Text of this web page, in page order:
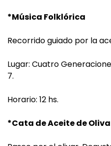
*Música Folklórica
Recorrido guiado por la
Lugar: Cuatro
7.
Horario: 12 hs.
*Cata de Aceite de Oliva